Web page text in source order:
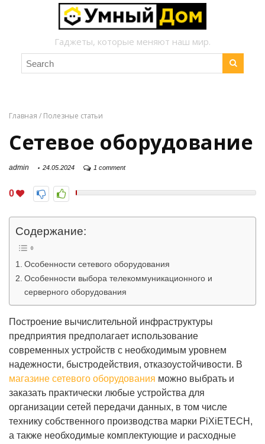
Гаджеты, которые меняют наш мир.
Главная / Полезные статьи
Сетевое оборудование
admin 24.05.2024 1 comment
0
Содержание:
Особенности сетевого оборудования
Особенности выбора телекоммуникационного и
серверного оборудования
Построение вычислительной инфраструктуры
предприятия предполагает использование
современных устройств с необходимым уровнем
надежности, быстродействия, отказоустойчивости. В
магазине сетевого оборудования можно выбрать и
заказать практически любые устройства для
организации сетей передачи данных, в том числе
технику собственного производства марки PiXiETECH,
а также необходимые комплектующие и расходные